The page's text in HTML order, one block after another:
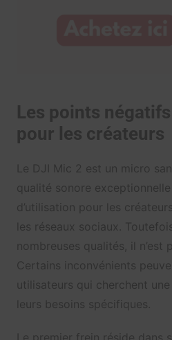
Les points
pour les créateurs
Le DJI Mic 2 est un micro
qualité sonore
d’utilisation pour les
les réseaux sociaux.
nombreuses qualités, il n’est
Certains inconvénients
utilisateurs qui cherchent
leurs besoins spécifiques.